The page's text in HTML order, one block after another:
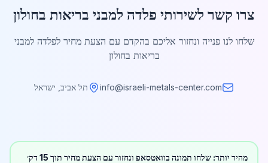
צרו קשר לשירותי פלדה למבני בריאות בחולון
שלחו לנו פנייה ונחזור אליכם בהקדם עם הצעת מחיר לפלדה למבני
בריאות בחולון
info@israeli-metals-center.com תל אביב, ישראל
מהיר יותר: שלחו תמונה בוואטסאפ ונחזור עם הצעת מחיר תוך 15 דק׳